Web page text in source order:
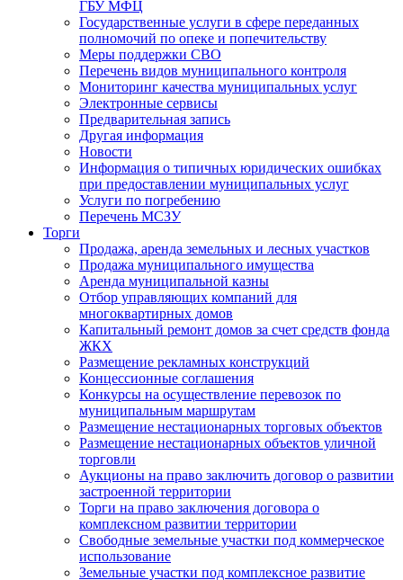
ГБУ МФЦ
Государственные услуги в сфере переданных
полномочий по опеке и попечительству
Меры поддержки СВО
Перечень видов муниципального контроля
Мониторинг качества муниципальных услуг
Электронные сервисы
Предварительная запись
Другая информация
Новости
Информация о типичных юридических ошибках
при предоставлении муниципальных услуг
Услуги по погребению
Перечень МСЗУ
Торги
Продажа, аренда земельных и лесных участков
Продажа муниципального имущества
Аренда муниципальной казны
Отбор управляющих компаний для
многоквартирных домов
Капитальный ремонт домов за счет средств фонда
ЖКХ
Размещение рекламных конструкций
Концессионные соглашения
Конкурсы на осуществление перевозок по
муниципальным маршрутам
Размещение нестационарных торговых объектов
Размещение нестационарных объектов уличной
торговли
Аукционы на право заключить договор о развитии
застроенной территории
Торги на право заключения договора о
комплексном развитии территории
Свободные земельные участки под коммерческое
использование
Земельные участки под комплексное развитие